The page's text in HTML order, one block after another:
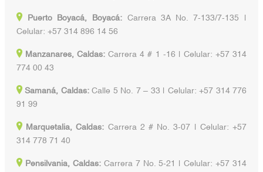
Puerto Boyacá, Boyacá:Carrera 3A No. 7-133/7-135 |
Celular: +57 314 896 14 56
Manzanares, Caldas: Carrera 4 # 1 -16 | Celular: +57 314
774 00 43
Samaná, Caldas:Calle 5 No. 7 – 33 | Celular: +57 314 776
91 99
Marquetalia, Caldas: Carrera 2 # No. 3-07 | Celular: +57
314 778 71 40
Pensilvania, Caldas:Carrera 7 No. 5-21 | Celular: +57 314